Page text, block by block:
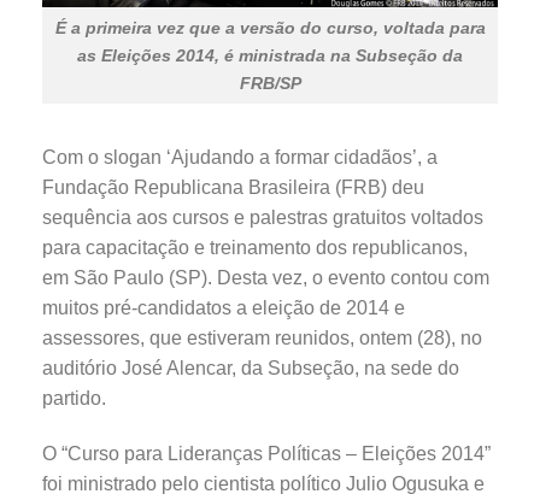
É a primeira vez que a versão do curso, voltada para
as Eleições 2014, é ministrada na Subseção da
FRB/SP
Com o slogan ‘Ajudando a formar cidadãos’, a
Fundação Republicana Brasileira (FRB) deu
sequência aos cursos e palestras gratuitos voltados
para capacitação e treinamento dos republicanos,
em São Paulo (SP). Desta vez, o evento contou com
muitos pré-candidatos a eleição de 2014 e
assessores, que estiveram reunidos, ontem (28), no
auditório José Alencar, da Subseção, na sede do
partido.
O “Curso para Lideranças Políticas – Eleições 2014”
foi ministrado pelo cientista político Julio Ogusuka e